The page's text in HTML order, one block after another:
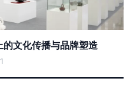
文化传播与品牌塑造